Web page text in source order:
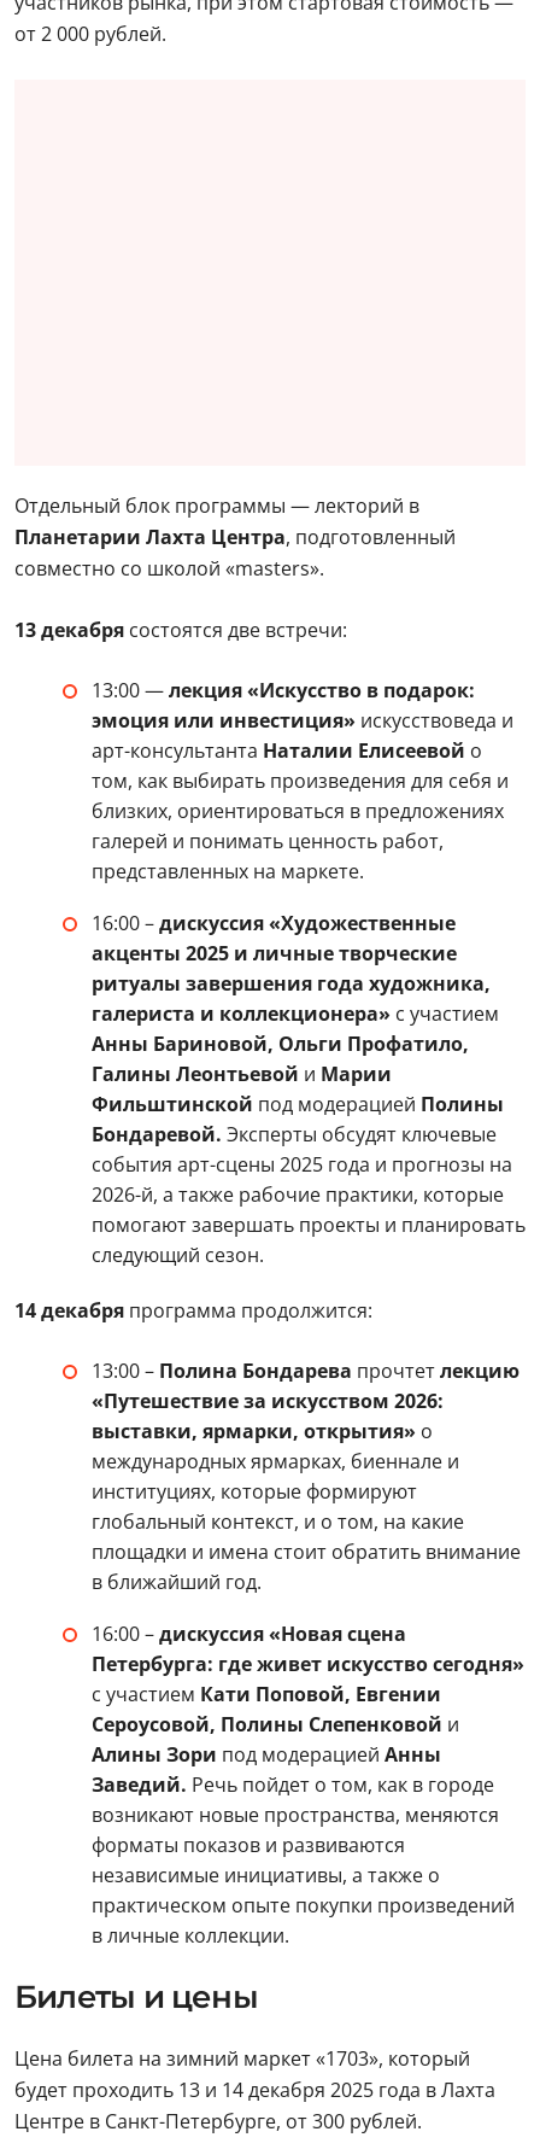
от 2 000 рублей.
Отдельный блок программы — лекторий в
Планетарии Лахта Центра, подготовленный
совместно со школой «masters».
13 декабря состоятся две встречи:
13:00 —лекция «Искусство в подарок:
эмоция или инвестиция» искусствоведа и
арт-консультанта Наталии Елисеевой о
том, как выбирать произведения для себя и
близких, ориентироваться в предложениях
галерей и понимать ценность работ,
представленных на маркете.
16:00 –дискуссия «Художественные
акценты 2025 и личные творческие
ритуалы завершения года художника,
галериста и коллекционера» с участием
Анны Бариновой, Ольги Профатило,
Галины Леонтьевой и Марии
Фильштинской под модерацией Полины
Бондаревой. Эксперты обсудят ключевые
события арт-сцены 2025 года и прогнозы на
2026-й, а также рабочие практики, которые
помогают завершать проекты и планировать
следующий сезон.
14 декабря программа продолжится:
13:00 – Полина Бондарева прочтетлекцию
«Путешествие за искусством 2026:
выставки, ярмарки, открытия» о
международных ярмарках, биеннале и
институциях, которые формируют
глобальный контекст, и о том, на какие
площадки и имена стоит обратить внимание
в ближайший год.
16:00 –дискуссия «Новая сцена
Петербурга: где живет искусство сегодня»
с участием Кати Поповой, Евгении
Сероусовой, Полины Слепенковой и
Алины Зори под модерацией Анны
Заведий. Речь пойдет о том, как в городе
возникают новые пространства, меняются
форматы показов и развиваются
независимые инициативы, а также о
практическом опыте покупки произведений
в личные коллекции.
Билеты и цены
Цена билета на зимний маркет «1703», который
будет проходить 13 и 14 декабря 2025 года в Лахта
Центре в Санкт-Петербурге, от 300 рублей.